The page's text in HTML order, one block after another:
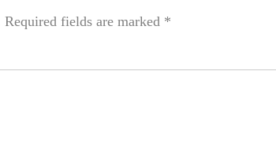
Required fields are marked *